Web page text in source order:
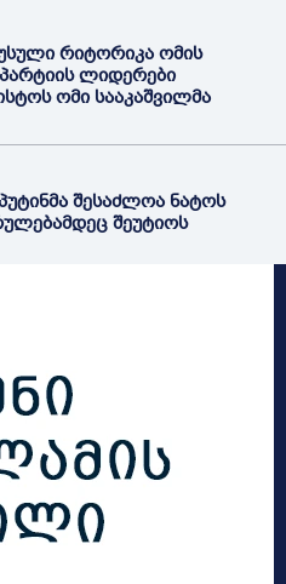
რიტორიკა ომის
ლიდერები
ომი სააკაშვილმა
შესაძლოა ნატოს
შეუტიოს